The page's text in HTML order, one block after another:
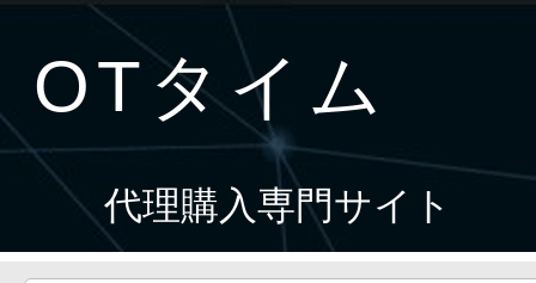
OTタイム
代理購入専門サイト